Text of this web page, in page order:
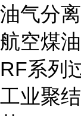
油气分
航空煤
RF系列
工业聚